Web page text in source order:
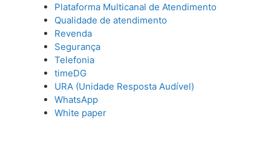
Plataforma Multicanal de Atendimento
Qualidade de atendimento
Revenda
Segurança
Telefonia
timeDG
URA (Unidade Resposta Audível)
WhatsApp
White paper